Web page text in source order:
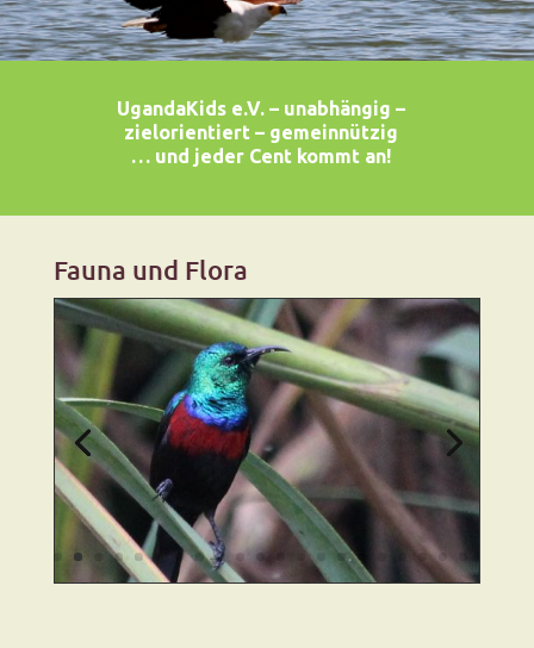
UgandaKids e.V. – unabhängig –
zielorientiert – gemeinnützig
… und jeder Cent kommt an!
Fauna und Flora